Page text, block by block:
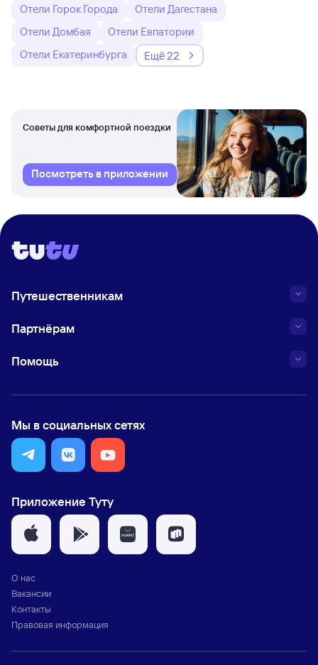
Отели Горок Города
Отели Дагестана
Отели Домбая
Отели Евпатории
Отели Екатеринбурга
Ещё 22
Советы для комфортной поездки
Посмотреть в приложении
Путешественникам
Партнёрам
Помощь
Мы в социальных сетях
Приложение Туту
О нас
Вакансии
Контакты
Правовая информация